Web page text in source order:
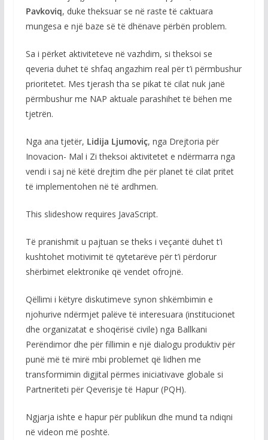
Pavkoviq, duke theksuar se në raste të caktuara
mungesa e një baze së të dhënave përbën problem.
Sa i përket aktiviteteve në vazhdim, si theksoi se
qeveria duhet të shfaq angazhim real për t’i përmbushur
prioritetet. Mes tjerash tha se pikat të cilat nuk janë
përmbushur me NAP aktuale parashihet të bëhen me
tjetrën.
Nga ana tjetër, Lidija Ljumoviç, nga Drejtoria për
Inovacion- Mal i Zi theksoi aktivitetet e ndërmarra nga
vendi i saj në këtë drejtim dhe për planet të cilat pritet
të implementohen në të ardhmen.
This slideshow requires JavaScript.
Të pranishmit u pajtuan se theks i veçantë duhet t’i
kushtohet motivimit të qytetarëve për t’i përdorur
shërbimet elektronike që vendet ofrojnë.
Qëllimi i këtyre diskutimeve synon shkëmbimin e
njohurive ndërmjet palëve të interesuara (institucionet
dhe organizatat e shoqërisë civile) nga Ballkani
Perëndimor dhe për fillimin e një dialogu produktiv për
punë më të mirë mbi problemet që lidhen me
transformimin digjital përmes iniciativave globale si
Partneriteti për Qeverisje të Hapur (PQH).
Ngjarja ishte e hapur për publikun dhe mund ta ndiqni
në videon më poshtë.